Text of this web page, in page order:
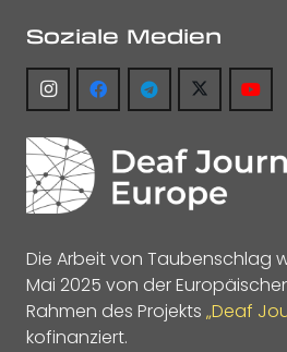
Soziale Medien
Die Arbeit von Taubenschlag
Mai 2025 von der
Rahmen des Projekts „Deaf
kofinanziert.